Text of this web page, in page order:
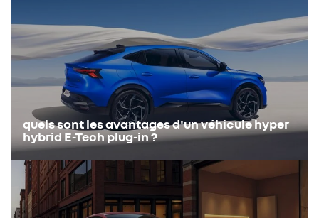
quels sont les avantages d'un véhicule hyper
hybrid E-Tech plug-in ?